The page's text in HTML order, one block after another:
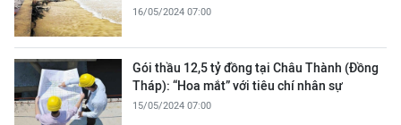
16/05/2024 07:00
Gói thầu 12,5 tỷ đồng tại Châu Thành (Đồng
Tháp): “Hoa mắt” với tiêu chí nhân sự
15/05/2024 07:00